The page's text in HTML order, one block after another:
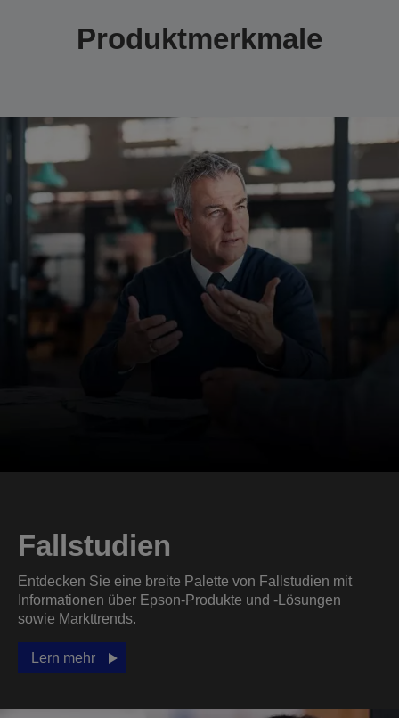
Produktmerkmale
Fallstudien
Entdecken Sie eine breite Palette von Fallstudien mit
Informationen über Epson-Produkte und -Lösungen
sowie Markttrends.
Lern mehr